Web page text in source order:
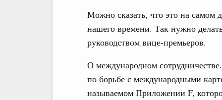
Можно сказать, что это на самом
нашего времени. Так нужно
руководством вице-премьеров.
О международном
по борьбе с международными
называемом Приложении F,